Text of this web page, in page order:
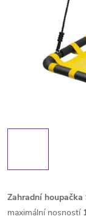
Zahradní houpačka
maximální nosností